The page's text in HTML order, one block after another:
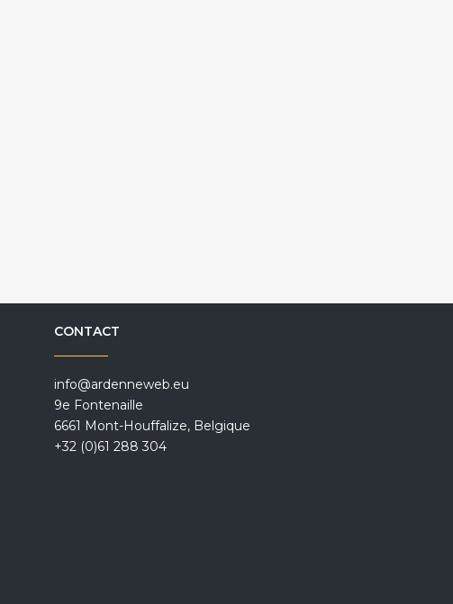
CONTACT
info@ardenneweb.eu
9e Fontenaille
6661 Mont-Houffalize, Belgique
+32 (0)61 288 304